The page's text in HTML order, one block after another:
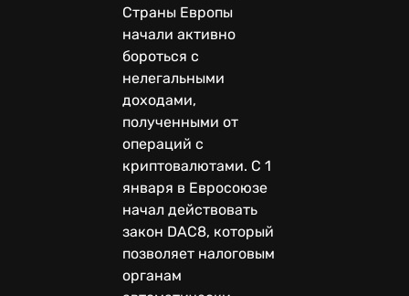
Страны Европы
начали активно
бороться с
нелегальными
доходами,
полученными от
операций с
криптовалютами. С 1
января в Евросоюзе
начал действовать
закон DAC8, который
позволяет налоговым
органам